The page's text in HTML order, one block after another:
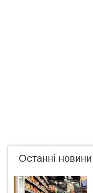
Останні новини